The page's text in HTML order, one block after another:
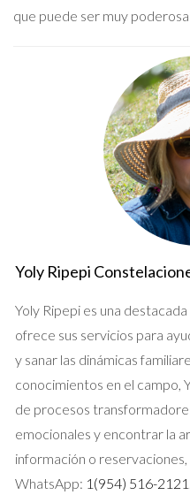
que puede ser muy
Yoly Ripepi
Yoly Ripepi es una
ofrece sus servicios para
y sanar las dinámicas
conocimientos en el campo,
de procesos
emocionales y encontrar la
información o
WhatsApp: 1(954) 516-2121